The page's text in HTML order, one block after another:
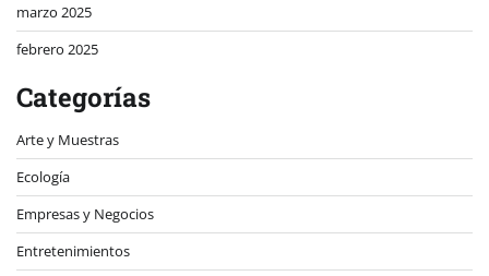
marzo 2025
febrero 2025
Categorías
Arte y Muestras
Ecología
Empresas y Negocios
Entretenimientos